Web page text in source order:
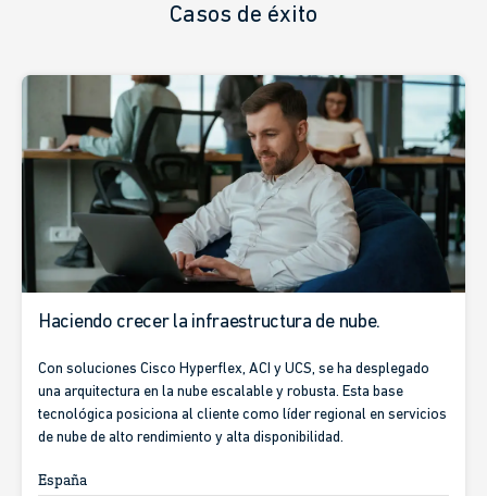
Casos de éxito
Haciendo crecer la infraestructura de nube.
Con soluciones Cisco Hyperflex, ACI y UCS, se ha desplegado
una arquitectura en la nube escalable y robusta. Esta base
tecnológica posiciona al cliente como líder regional en servicios
de nube de alto rendimiento y alta disponibilidad.
España